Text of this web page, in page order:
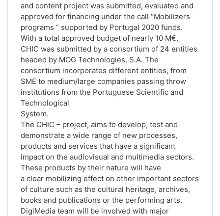
and content project was submitted, evaluated and
approved for financing under the call “Mobilizers
programs “ supported by Portugal 2020 funds.
With a total approved budget of nearly 10 M€,
CHIC was submitted by a consortium of 24 entities
headed by MOG Technologies, S.A. The
consortium incorporates different entities, from
SME to medium/large companies passing throw
institutions from the Portuguese Scientific and
Technological
System.
The CHIC – project, aims to develop, test and
demonstrate a wide range of new processes,
products and services that have a significant
impact on the audiovisual and multimedia sectors.
These products by their nature will have
a clear mobilizing effect on other important sectors
of culture such as the cultural heritage, archives,
books and publications or the performing arts.
DigiMedia team will be involved with major